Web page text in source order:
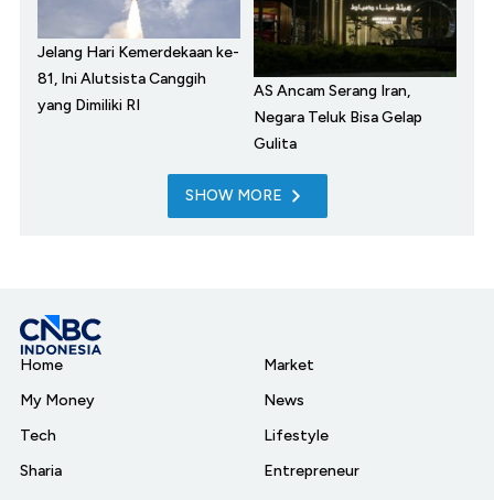
Jelang Hari Kemerdekaan ke-
81, Ini Alutsista Canggih
yang Dimiliki RI
AS Ancam Serang Iran,
Negara Teluk Bisa Gelap
Gulita
SHOW MORE
Home
My Money
Tech
Sharia
Market
News
Lifestyle
Entrepreneur